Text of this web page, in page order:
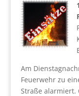
Am
Feuerwehr zu
Straße alarmiert.